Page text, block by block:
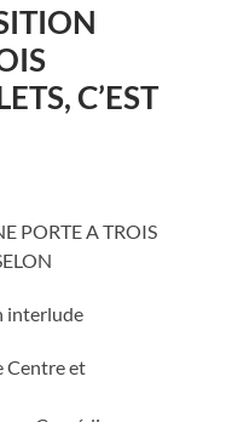
C’EST
PORTE A TROIS
interlude
Centre et